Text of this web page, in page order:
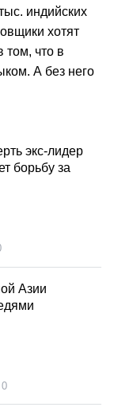
индийских
хотят
том, что в
А без него
экс-лидер
борьбу за
Азии
0